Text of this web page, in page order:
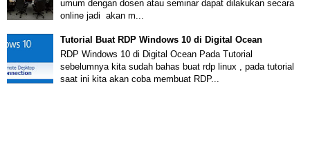
umum dengan dosen atau seminar dapat dilakukan secara
online jadi akan m...
Tutorial Buat RDP Windows 10 di Digital Ocean
RDP Windows 10 di Digital Ocean Pada Tutorial
sebelumnya kita sudah bahas buat rdp linux , pada tutorial
saat ini kita akan coba membuat RDP...